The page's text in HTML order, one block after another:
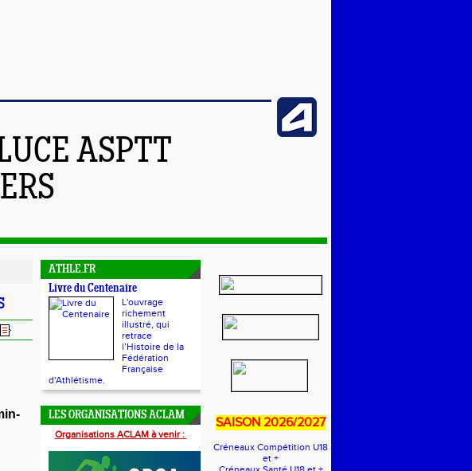
ASPTT
ATHLE.FR
Livre du Centenaire
L'ouvrage
richement
illustré, qui
retrace
l’Histoire de la
Fédération
Française
d'Athlétisme.
LES ORGANISATIONS ACLAM
Organisations ACLAM à venir :
SAISON 2026/2027
Créneaux Compétition U18
et +